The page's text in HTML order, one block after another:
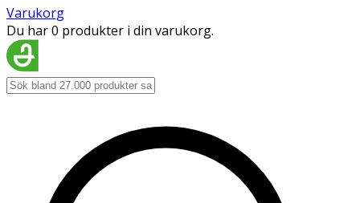
Varukorg
Du har 0 produkter i din varukorg.